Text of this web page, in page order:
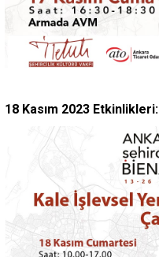
18 Kasım 2023 Etkinlikleri: